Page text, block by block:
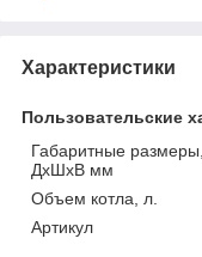
Характеристики
Пользовательские
Габаритные размеры,
ДхШхВ мм
Объем котла, л.
Артикул